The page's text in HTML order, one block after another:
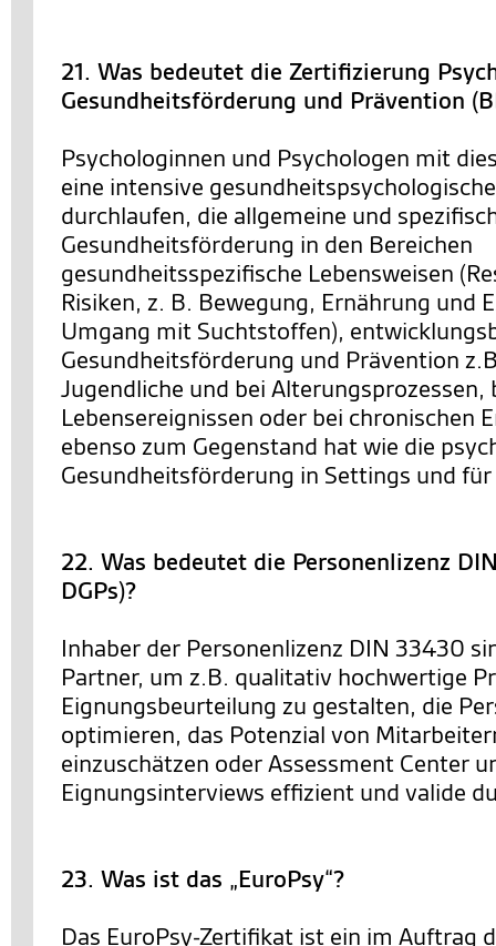
21. Was bedeutet die Zertifizierung
Gesundheitsförderung und Prävention
Psychologinnen und Psychologen mit
eine intensive
durchlaufen, die allgemeine und
Gesundheitsförderung in den Bereichen
gesundheitsspezifische Lebensweisen
Risiken, z. B. Bewegung, Ernährung und
Umgang mit Suchtstoffen),
Gesundheitsförderung und Prävention
Jugendliche und bei Alterungsprozessen,
Lebensereignissen oder bei chronischen
ebenso zum Gegenstand hat wie die
Gesundheitsförderung in Settings und
22. Was bedeutet die Personenlizenz
DGPs)?
Inhaber der Personenlizenz DIN 33430
Partner, um z.B. qualitativ hochwertige
Eignungsbeurteilung zu gestalten, die
optimieren, das Potenzial von
einzuschätzen oder Assessment Center
Eignungsinterviews effizient und valide
23. Was ist das „EuroPsy“?
Das EuroPsy-Zertifikat ist ein im Auftrag